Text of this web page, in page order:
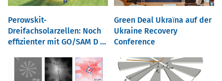
Perowskit-
Dreifachsolarzellen: Noch
effizienter mit GO/SAM D ...
Green Deal Ukraїna auf der
Ukraine Recovery
Conference